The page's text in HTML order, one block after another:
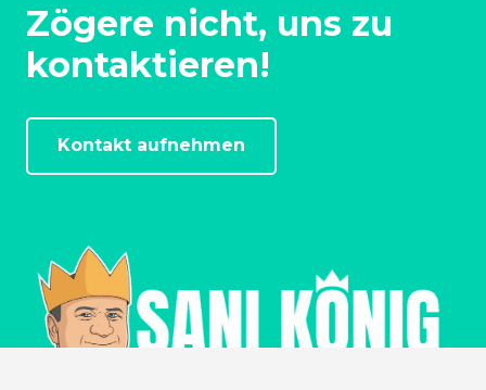
Zögere nicht, uns zu
kontaktieren!
Kontakt aufnehmen